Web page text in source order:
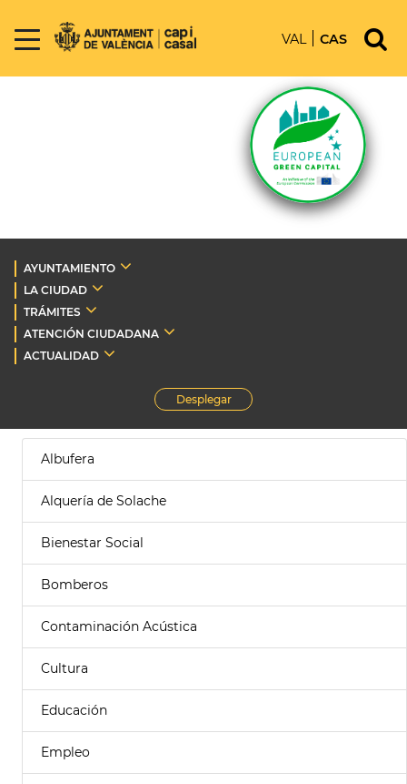
VAL CAS
AYUNTAMIENTO
LA CIUDAD
TRÁMITES
ATENCIÓN CIUDADANA
ACTUALIDAD
Desplegar
Albufera
Alquería de Solache
Bienestar Social
Bomberos
Contaminación Acústica
Cultura
Educación
Empleo